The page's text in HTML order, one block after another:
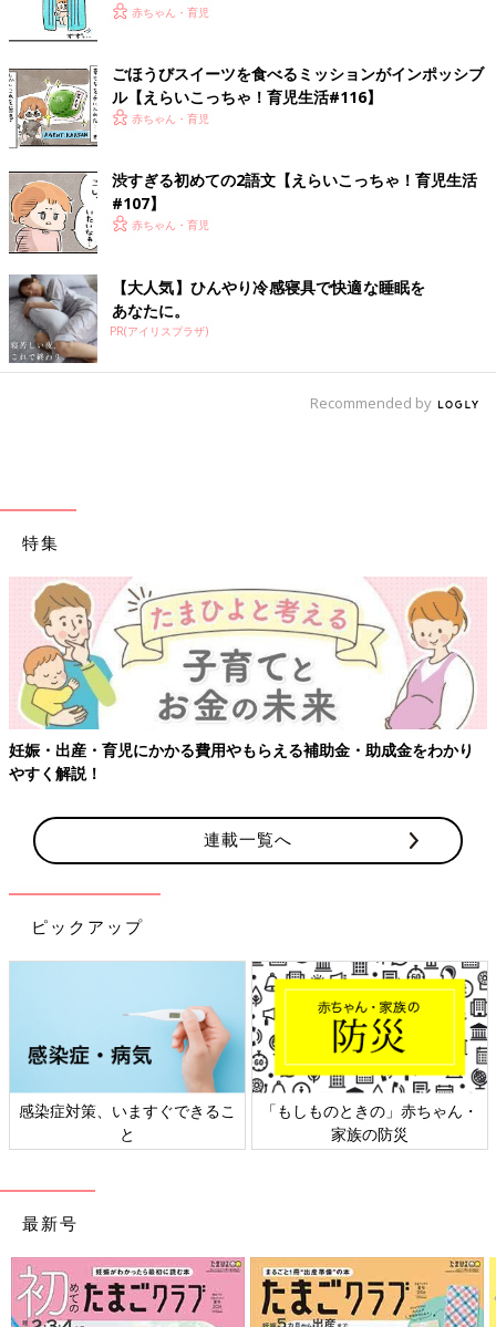
赤ちゃん・育児
ごほうびスイーツを食べるミッションがインポッシブ
ル【えらいこっちゃ！育児生活#116】
赤ちゃん・育児
渋すぎる初めての2語文【えらいこっちゃ！育児生活
#107】
赤ちゃん・育児
【大人気】ひんやり冷感寝具で快適な睡眠を
あなたに。
PR(アイリスプラザ)
Recommended by
特集
かかる費用やもらえる補助金・助成金をわかり 【ワクチン接種
連載一覧へ
ピックアップ
ますぐできるこ
「もしものときの」赤ちゃん・
日本外来小
最新号